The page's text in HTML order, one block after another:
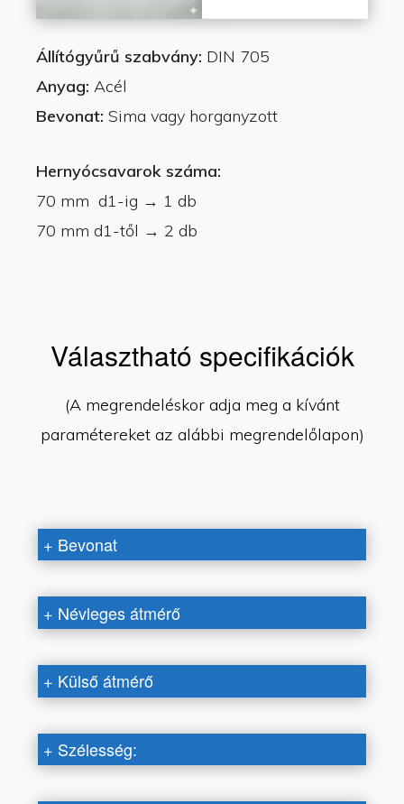
Állítógyűrű szabvány: DIN 705
Anyag: Acél
Bevonat: Sima vagy horganyzott
Hernyócsavarok száma:
70 mm d1-ig → 1 db
70 mm d1-től → 2 db
Választható specifikációk
(A megrendeléskor adja meg a kívánt
paramétereket az alábbi megrendelőlapon)
+ Bevonat
+ Névleges átmérő
+ Külső átmérő
+ Szélesség: